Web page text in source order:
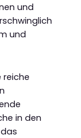
und
und
reiche
in den